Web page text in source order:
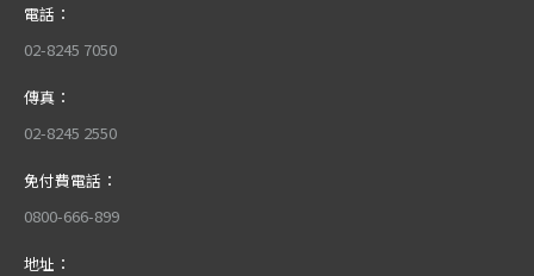
電話：
02-8245 7050
傳真：
02-8245 2550
免付費電話：
0800-666-899
地址：